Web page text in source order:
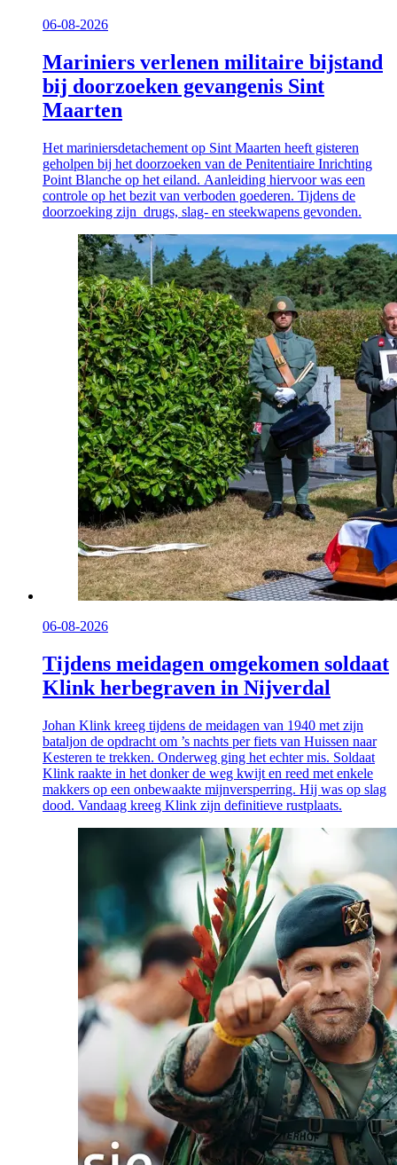
06-08-2026
Mariniers verlenen militaire bijstand
bij doorzoeken gevangenis Sint
Maarten
Het mariniersdetachement op Sint Maarten heeft gisteren
geholpen bij het doorzoeken van de Penitentiaire Inrichting
Point Blanche op het eiland. Aanleiding hiervoor was een
controle op het bezit van verboden goederen. Tijdens de
doorzoeking zijn drugs, slag- en steekwapens gevonden.
06-08-2026
Tijdens meidagen omgekomen soldaat
Klink herbegraven in Nijverdal
Johan Klink kreeg tijdens de meidagen van 1940 met zijn
bataljon de opdracht om ’s nachts per fiets van Huissen naar
Kesteren te trekken. Onderweg ging het echter mis. Soldaat
Klink raakte in het donker de weg kwijt en reed met enkele
makkers op een onbewaakte mijnversperring. Hij was op slag
dood. Vandaag kreeg Klink zijn definitieve rustplaats.